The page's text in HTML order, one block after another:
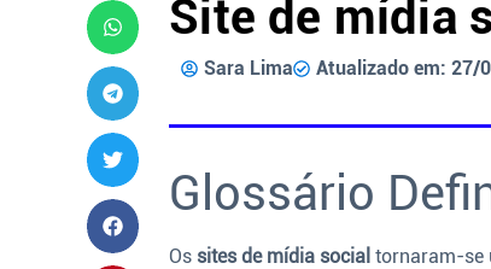
Site de mídia
Sara Lima Atualizado em: 27/
Glossário
Os sites de mídia social tornaram-se